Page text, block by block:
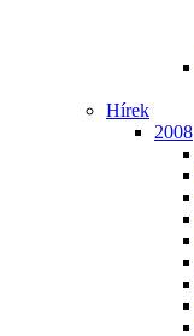
Hí­rek
2008